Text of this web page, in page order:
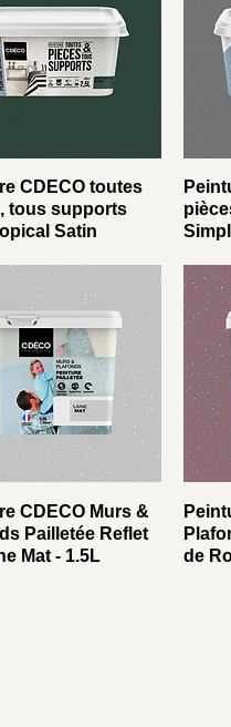
CDECO toutes
tous supports
Satin
CDECO Murs &
Pailletée Reflet
Mat - 1.5L
de